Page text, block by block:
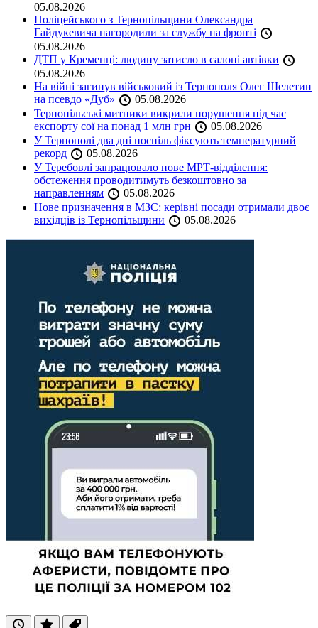
05.08.2026
Поліцейського з Тернопільщини Олександра
Гайдукевича нагородили за службу на фронті
05.08.2026
ДТП у Кременці: людину затисло в салоні автівки
05.08.2026
На війні загинув військовий із Тернополя Олег Шелетин
на псевдо «Дуб»
05.08.2026
Тернопільські митники викрили порушення під час
експорту сої на понад 1 млн грн
05.08.2026
У Тернополі два дні поспіль фіксують температурний
рекорд
05.08.2026
У Теребовлі запрацювало нове МРТ-відділення:
обстеження проводитимуть безкоштовно за
направленням
05.08.2026
Нове призначення в МЗС: керівні посади отримали двоє
вихідців із Тернопільщини
05.08.2026